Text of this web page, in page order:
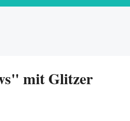
mit Glitzer